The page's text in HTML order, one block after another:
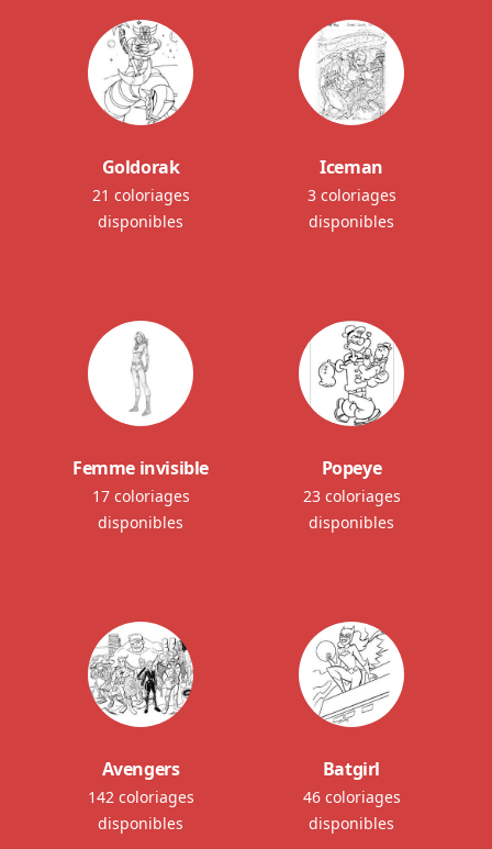
Goldorak
21 coloriages
disponibles
Iceman
3 coloriages
disponibles
Femme invisible
17 coloriages
disponibles
Popeye
23 coloriages
disponibles
Avengers
142 coloriages
disponibles
Batgirl
46 coloriages
disponibles